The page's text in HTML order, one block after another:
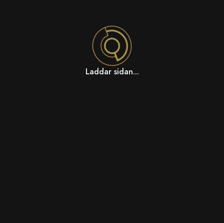
Laddar sidan...